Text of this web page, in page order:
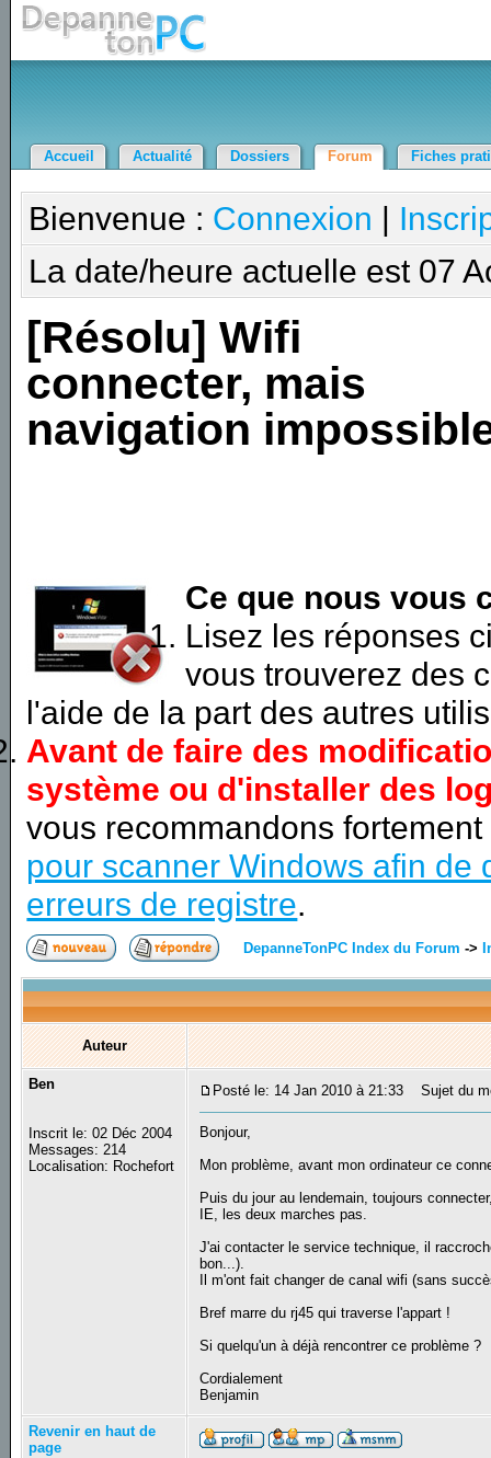
Accueil Actualité Dossiers Forum Fiches
Bienvenue : Connexion |
La date/heure actuelle est 07
[Résolu] Wifi
connecter, mais
navigation
Ce que nous vous
Lisez les réponses
vous trouverez des
l'aide de la part des autres
Avant de faire des
système ou d'installer des
vous recommandons
pour scanner Windows afin de
erreurs de registre.
DepanneTonPC Index du Forum ->
Auteur
Ben
Inscrit le: 02 Déc 2004
Messages: 214
Localisation: Rochefort
Posté le: 14 Jan 2010 à 21:33 Sujet du
Bonjour,
Mon problème, avant mon ordinateur ce
Puis du jour au lendemain, toujours
IE, les deux marches pas.
J'ai contacter le service technique, il
bon...).
Il m'ont fait changer de canal wifi (sans
Bref marre du rj45 qui traverse l'appart !
Si quelqu'un à déjà rencontrer ce problème ?
Cordialement
Benjamin
Revenir en haut de
page